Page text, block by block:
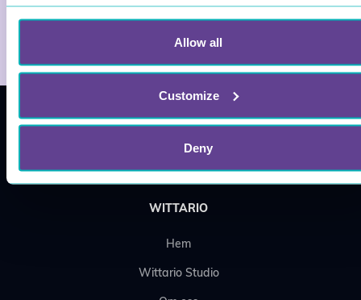
Allow all
Customize
Deny
WITTARIO
Hem
Wittario Studio